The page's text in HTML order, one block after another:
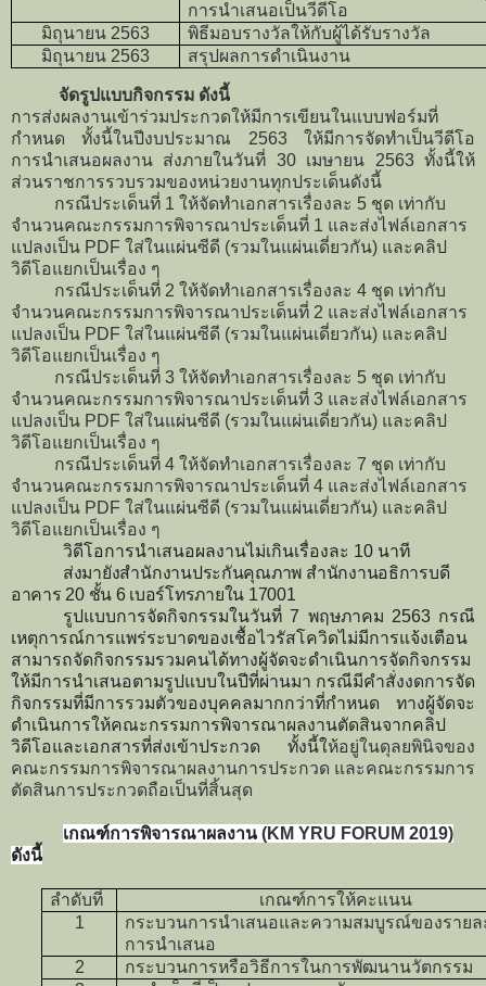
การนำเสนอเป็นวีดีโอ
มิถุนายน 2563
พิธีมอบรางวัลให้กับผู้ได้รับรางวัล
มิถุนายน 2563 สรุปผลการดำเนินงาน
จัดรูปแบบกิจกรรม ดังนี้
การส่งผลงานเข้าร่วมประกวดให้มีการเขียนในแบบฟอร์มที่
กำหนด ทั้งนี้ในปีงบประมาณ 2563 ให้มีการจัดทำเป็นวีดีโอ
การนำเสนอผลงาน ส่งภายในวันที่ 30 เมษายน 2563 ทั้งนี้ให้
ส่วนราชการรวบรวมของหน่วยงานทุกประเด็นดังนี้
กรณีประเด็นที่ 1 ให้จัดทำเอกสารเรื่องละ 5 ชุด เท่ากับ
จำนวนคณะกรรมการพิจารณาประเด็นที่ 1 และส่งไฟล์เอกสาร
แปลงเป็น PDF ใส่ในแผ่นซีดี (รวมในแผ่นเดี่ยวกัน) และคลิป
วิดีโอแยกเป็นเรื่อง ๆ
กรณีประเด็นที่ 2 ให้จัดทำเอกสารเรื่องละ 4 ชุด เท่ากับ
จำนวนคณะกรรมการพิจารณาประเด็นที่ 2 และส่งไฟล์เอกสาร
แปลงเป็น PDF ใส่ในแผ่นซีดี (รวมในแผ่นเดี่ยวกัน) และคลิป
วิดีโอแยกเป็นเรื่อง ๆ
กรณีประเด็นที่ 3 ให้จัดทำเอกสารเรื่องละ 5 ชุด เท่ากับ
จำนวนคณะกรรมการพิจารณาประเด็นที่ 3 และส่งไฟล์เอกสาร
แปลงเป็น PDF ใส่ในแผ่นซีดี (รวมในแผ่นเดี่ยวกัน) และคลิป
วิดีโอแยกเป็นเรื่อง ๆ
กรณีประเด็นที่ 4 ให้จัดทำเอกสารเรื่องละ 7 ชุด เท่ากับ
จำนวนคณะกรรมการพิจารณาประเด็นที่ 4 และส่งไฟล์เอกสาร
แปลงเป็น PDF ใส่ในแผ่นซีดี (รวมในแผ่นเดี่ยวกัน) และคลิป
วิดีโอแยกเป็นเรื่อง ๆ
วิดีโอการนำเสนอผลงานไม่เกินเรื่องละ 10 นาที
ส่งมายังสำนักงานประกันคุณภาพ สำนักงานอธิการบดี
อาคาร 20 ชั้น 6 เบอร์โทรภายใน 17001
รูปแบบการจัดกิจกรรมในวันที่ 7 พฤษภาคม 2563 กรณี
เหตุการณ์การแพร่ระบาดของเชื้อไวรัสโควิดไม่มีการแจ้งเตือน
สามารถจัดกิจกรรมรวมคนได้ทางผู้จัดจะดำเนินการจัดกิจกรรม
ให้มีการนำเสนอตามรูปแบบในปีที่ผ่านมา กรณีมีคำสั่งงดการจัด
กิจกรรมที่มีการรวมตัวของบุคคลมากกว่าที่กำหนด ทางผู้จัดจะ
ดำเนินการให้คณะกรรมการพิจารณาผลงานตัดสินจากคลิป
วิดีโอและเอกสารที่ส่งเข้าประกวด ทั้งนี้ให้อยู่ในดุลยพินิจของ
คณะกรรมการพิจารณาผลงานการประกวด และคณะกรรมการ
ตัดสินการประกวดถือเป็นที่สิ้นสุด
เกณฑ์การพิจารณาผลงาน (KM YRU FORUM 2019)
ดังนี้
ลำดับที่
เกณฑ์การให้คะแนน
1
กระบวนการนำเสนอและความสมบูรณ์ของรายล
การนำเสนอ
2
กระบวนการหรือวิธีการในการพัฒนานวัตกรรม